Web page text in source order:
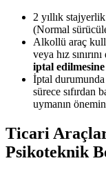
2 yıllık stajyerlik
(Normal
Alkollü araç
veya hız
iptal edilmesine
İptal durumunda
sürece sıfırdan
uymanın
Ticari
Psikoteknik